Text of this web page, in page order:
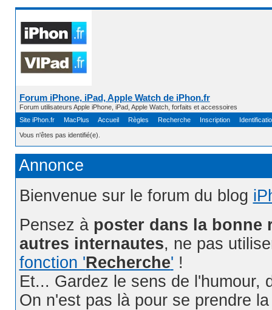
Forum iPhone, iPad, Apple Watch de iPhon.fr
Forum utilisateurs Apple iPhone, iPad, Apple Watch, forfaits et accessoires
Site iPhon.fr
MacPlus Accueil Règles Recherche Inscription
Vous n'êtes pas identifié(e).
Annonce
Bienvenue sur le forum du blog
Pensez à poster dans la bonne
autres internautes, ne pas
fonction 'Recherche' !
Et... Gardez le sens de l'humour,
On n'est pas là pour se prendre